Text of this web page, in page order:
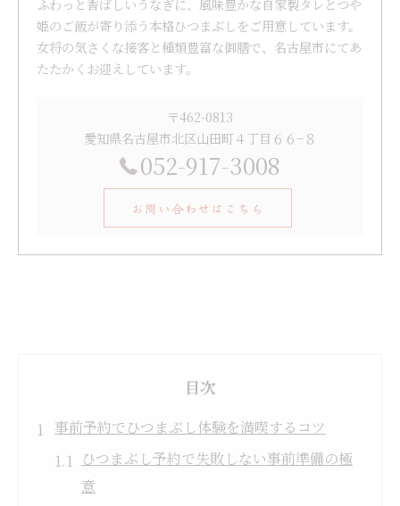
ふわっと香ばしいうなぎに、風味豊かな自家製タレとつや
姫のご飯が寄り添う本格ひつまぶしをご用意しています。
女将の気さくな接客と種類豊富な御膳で、名古屋市にてあ
たたかくお迎えしています。
〒462-0813
愛知県名古屋市北区山田町４丁目６６−８
052-917-3008
お問い合わせはこちら
目次
事前予約でひつまぶし体験を満喫するコツ
ひつまぶし予約で失敗しない事前準備の極
意